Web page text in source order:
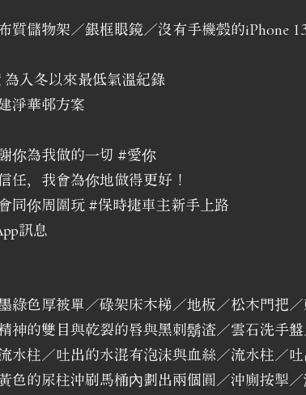
質儲物架／銀框眼鏡／沒有手機殼的iPhone
為入冬以來最低氣溫紀錄
淨華邨方案
你為我做的一切 #愛你
任，我會為你地做得更好！
同你周圍玩 #保時捷車主新手上路
訊息
綠色厚被單／碌架床木梯／地板／松木門把
神的雙目與乾裂的唇與黑刺鬍渣／雲石洗手
水柱／吐出的水混有泡沫與血絲／流水柱／
色的尿柱沖刷馬桶內劃出兩個圓／沖廁按掣